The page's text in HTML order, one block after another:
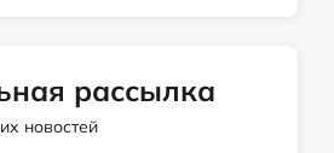
рассылка
новостей